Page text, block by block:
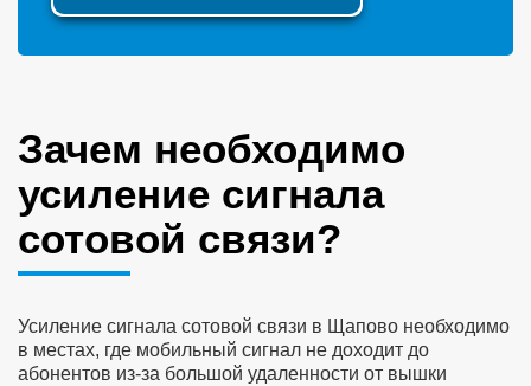
Зачем необходимо
усиление сигнала
сотовой связи?
Усиление сигнала сотовой связи в Щапово необходимо
в местах, где мобильный сигнал не доходит до
абонентов из-за большой удаленности от вышки